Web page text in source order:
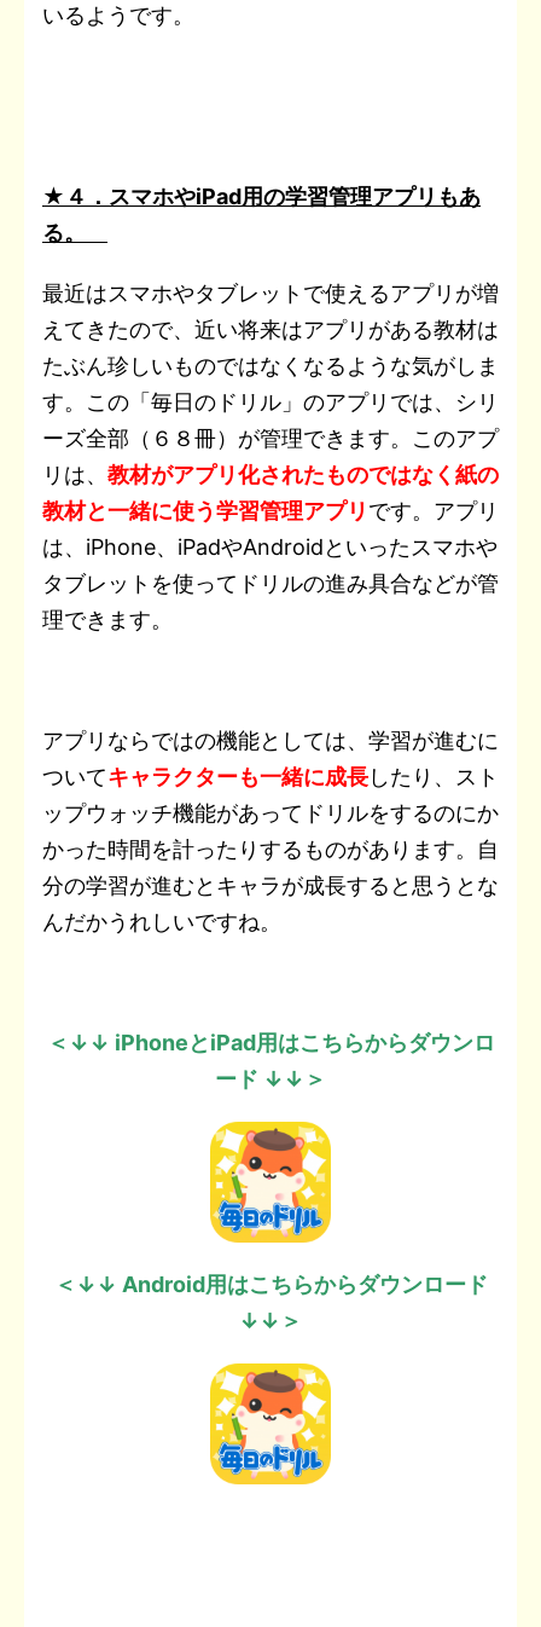
いるようです。
★４．スマホやiPad用の学習管理アプリもあ
る。
最近はスマホやタブレットで使えるアプリが増
えてきたので、近い将来はアプリがある教材は
たぶん珍しいものではなくなるような気がしま
す。この「毎日のドリル」のアプリでは、シリ
ーズ全部（６８冊）が管理できます。このアプ
リは、 教材がアプリ化されたものではなく紙の
教材と一緒に使う学習管理アプリ です。アプリ
は、iPhone、iPadやAndroidといったスマホや
タブレットを使ってドリルの進み具合などが管
理できます。
アプリならではの機能としては、学習が進むに
ついてキャラクターも一緒に成長したり、スト
ップウォッチ機能があってドリルをするのにか
かった時間を計ったりするものがあります。自
分の学習が進むとキャラが成長すると思うとな
んだかうれしいですね。
＜↓↓ iPhoneとiPad用はこちらからダウンロ
ード ↓↓＞
＜↓↓ Android用はこちらからダウンロード
↓↓＞